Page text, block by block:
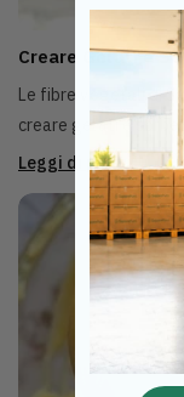
Creare Gelati e
Le fibre vegetali di
creare gelati e
Leggi di più